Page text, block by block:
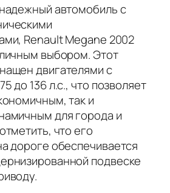
автомобиль с
Renault Megane 2002
выбором. Этот
двигателями с
до 136 л.с., что позволяет
так и
для города и
что его
дороге обеспечивается
подвеске